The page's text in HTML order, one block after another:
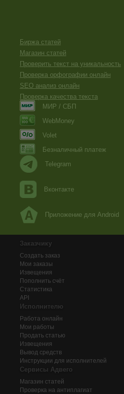
Биржа статей
Магазин статей
Проверить текст на уникальность
Проверка орфографии онлайн
SEO анализ онлайн
Проверка качества текста
МИР / СБП
WebMoney
Volet
Безналичный платеж
Telegram
Вконтакте
Приложение для Android
Заказчику
Создать заказ
Мои заказы
Извещения
Пополнить счёт
Статистика
API
Исполнителю
Работа онлайн
Мои работы
Продать статью
Извещения
Вывод средств
Инструкции для исполнителей
Сервисы Адвего
Магазин статей
Проверка на антиплагиат